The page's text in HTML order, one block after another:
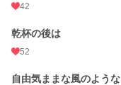
42
乾杯の後は
52
自由気ままな風のような